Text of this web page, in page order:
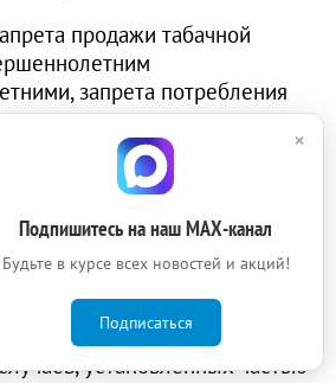
продажи табачной
запрета потребления
запрета
процесс потребления табака.
табака на отдельных
и на объектах
воздействия
дыма на здоровье
курение табака
установленных частью
×
Подпишитесь на наш МАХ-канал
Будьте в курсе всех новостей и акций!
Подписаться